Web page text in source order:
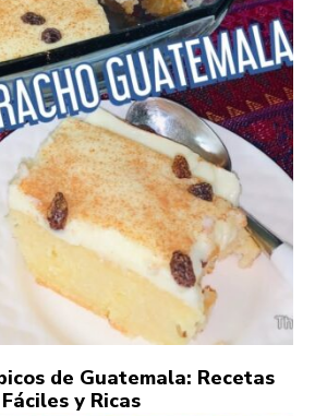
de Guatemala: Recetas
Fáciles y Ricas